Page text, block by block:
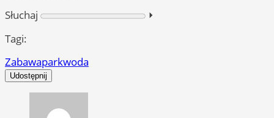
Słuchaj
⏵︎
Tagi:
Zabawaparkwoda
Udostępnij